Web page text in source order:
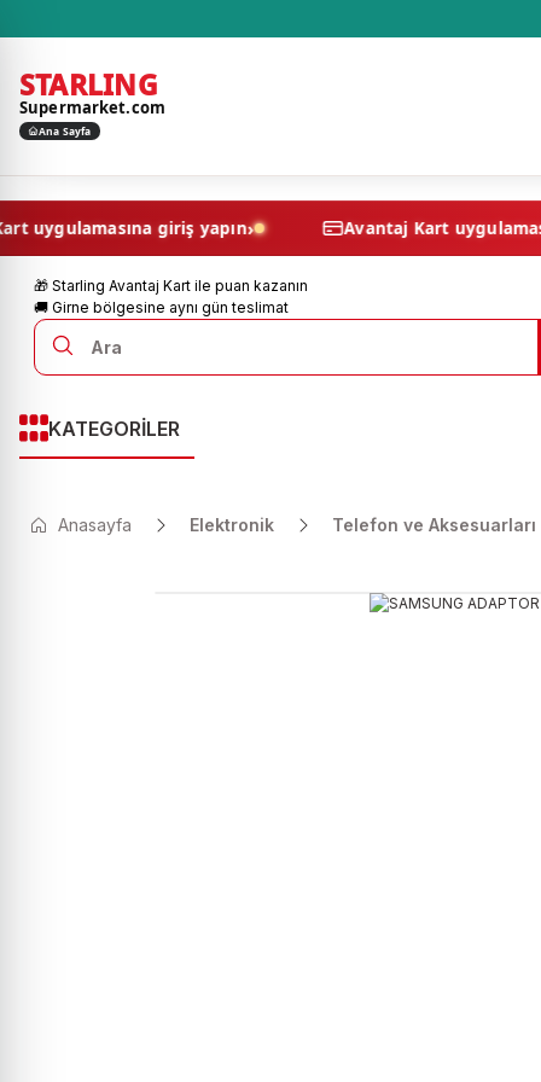
STARLING
Supermarket.com
Ana Sayfa
Kart uygulamasına giriş yapın Avantaj Kart
🎁 Starling Avantaj Kart ile puan kazanın
🚚 Girne bölgesine aynı gün teslimat
KATEGORİLER
Anasayfa Elektronik Telefon ve Aksesuarları